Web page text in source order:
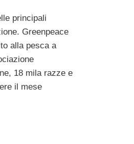
principali
Greenpeace
alla pesca a
18 mila razze e
il mese